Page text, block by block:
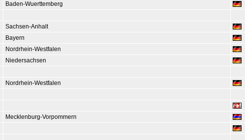
Baden-Wuerttemberg
Sachsen-Anhalt
Bayern
Nordrhein-Westfalen
Niedersachsen
Nordrhein-Westfalen
Mecklenburg-Vorpommern